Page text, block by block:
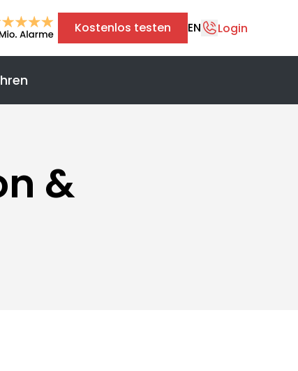
Kostenlos testen EN Login
&